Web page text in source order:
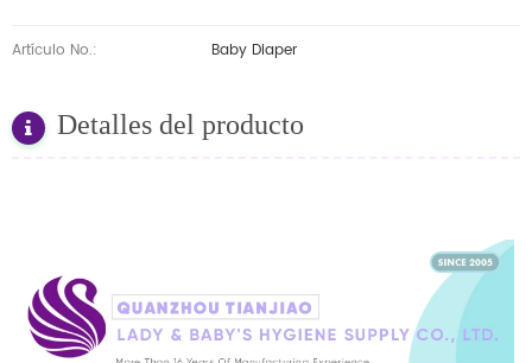
Artículo No.: Baby Diaper
Detalles del producto